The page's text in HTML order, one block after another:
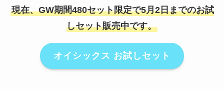
現在、GW期間480セット限定で5月2日までのお試
しセット販売中です。
オイシックス お試しセット